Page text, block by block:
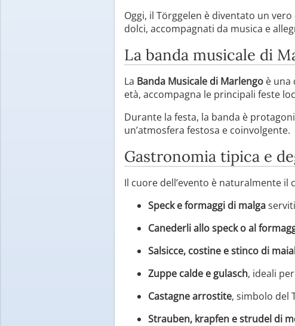
Oggi, il Törggelen è diventato un
dolci, accompagnati da musica e
La banda musicale di
La Banda Musicale di Marlengo è una
età, accompagna le principali feste
Durante la festa, la banda è
un’atmosfera festosa e coinvolgente.
Gastronomia tipica e
Il cuore dell’evento è naturalmente
Speck e formaggi di malga
Canederli allo speck o al
Salsicce, costine e stinco di
Zuppe calde e gulasch, ideali
Castagne arrostite, simbolo del
Strauben, krapfen e strudel di